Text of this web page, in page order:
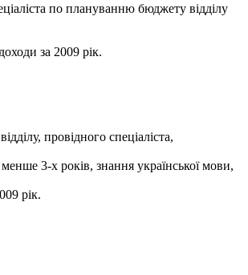
по плануванню бюджету відділу
за 2009 рік.
провідного спеціаліста,
3-х років, знання української мови,
рік.